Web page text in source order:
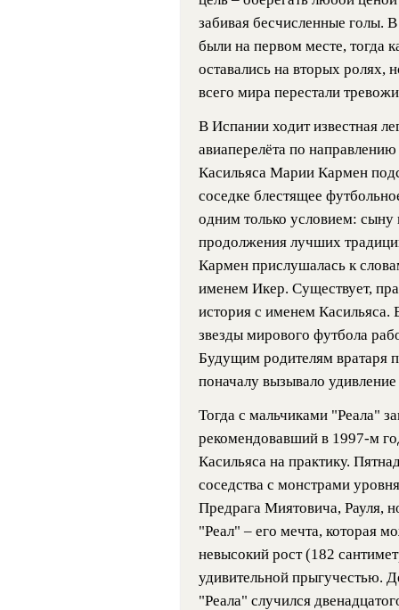
забивая бесчисленные голы.
были на первом месте, тогда
оставались на вторых ролях,
всего мира перестали
В Испании ходит известная
авиаперелёта по
Касильяса Марии Кармен
соседке блестящее
одним только условием: сыну
продолжения лучших
Кармен прислушалась к
именем Икер. Существует,
история с именем
звезды мирового футбола
Будущим родителям вратаря
поначалу вызывало
Тогда с мальчиками "Реала"
рекомендовавший в 1997-м
Касильяса на практику.
соседства с монстрами
Предрага Миятовича, Рауля,
"Реал" – его мечта, которая
невысокий рост (182
удивительной прыгучестью.
"Реала" случился